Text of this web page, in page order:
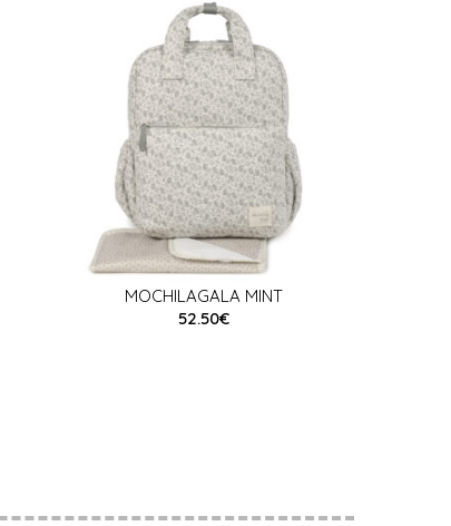
MOCHILAGALA MINT
52.50€